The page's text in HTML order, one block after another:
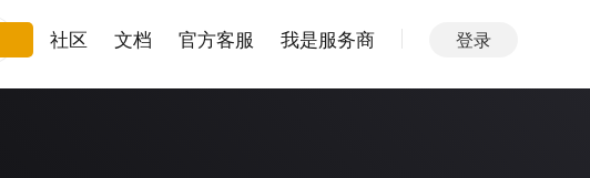
社区 文档 官方客服 我是服务商 登录